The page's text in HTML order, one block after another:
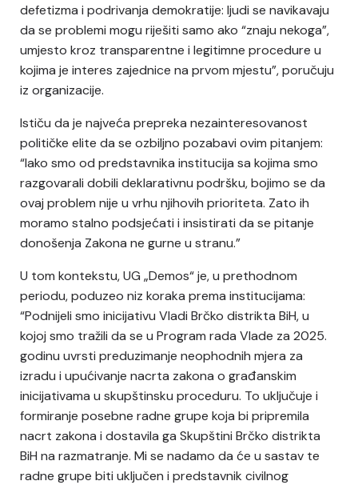
defetizma i podrivanja demokratije: ljudi se navikavaju
da se problemi mogu riješiti samo ako “znaju nekoga”,
umjesto kroz transparentne i legitimne procedure u
kojima je interes zajednice na prvom mjestu”, poručuju
iz organizacije.
Ističu da je najveća prepreka nezainteresovanost
političke elite da se ozbiljno pozabavi ovim pitanjem:
“Iako smo od predstavnika institucija sa kojima smo
razgovarali dobili deklarativnu podršku, bojimo se da
ovaj problem nije u vrhu njihovih prioriteta. Zato ih
moramo stalno podsjećati i insistirati da se pitanje
donošenja Zakona ne gurne u stranu.”
U tom kontekstu, UG „Demos“ je, u prethodnom
periodu, poduzeo niz koraka prema institucijama:
“Podnijeli smo inicijativu Vladi Brčko distrikta BiH, u
kojoj smo tražili da se u Program rada Vlade za 2025.
godinu uvrsti preduzimanje neophodnih mjera za
izradu i upućivanje nacrta zakona o građanskim
inicijativama u skupštinsku proceduru. To uključuje i
formiranje posebne radne grupe koja bi pripremila
nacrt zakona i dostavila ga Skupštini Brčko distrikta
BiH na razmatranje. Mi se nadamo da će u sastav te
radne grupe biti uključen i predstavnik civilnog